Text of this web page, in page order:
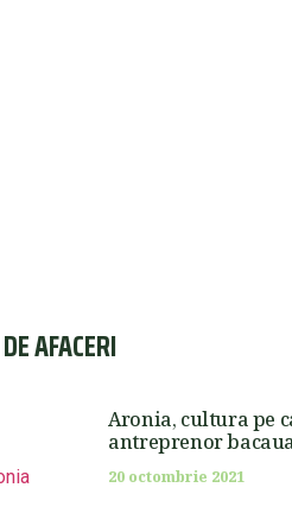
AFACERI
Aronia, cultura pe
antreprenor
20 octombrie 2021